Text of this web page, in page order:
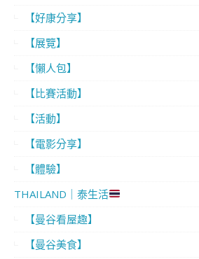
【好康分享】
【展覽】
【懶人包】
【比賽活動】
【活動】
【電影分享】
【體驗】
THAILAND｜泰生活
【曼谷看屋趣】
【曼谷美食】